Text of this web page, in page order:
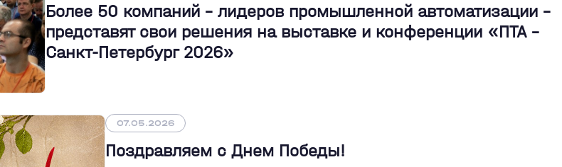
Более 50 компаний - лидеров промышленной автоматизации -
представят свои решения на выставке и конференции «ПТА –
Санкт-Петербург 2026»
07.05.2026
Поздравляем с Днем Победы!